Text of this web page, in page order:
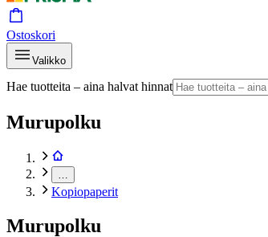
Ostoskori
Valikko
Hae tuotteita – aina halvat hinnat
Murupolku
Kopiopaperit
Murupolku